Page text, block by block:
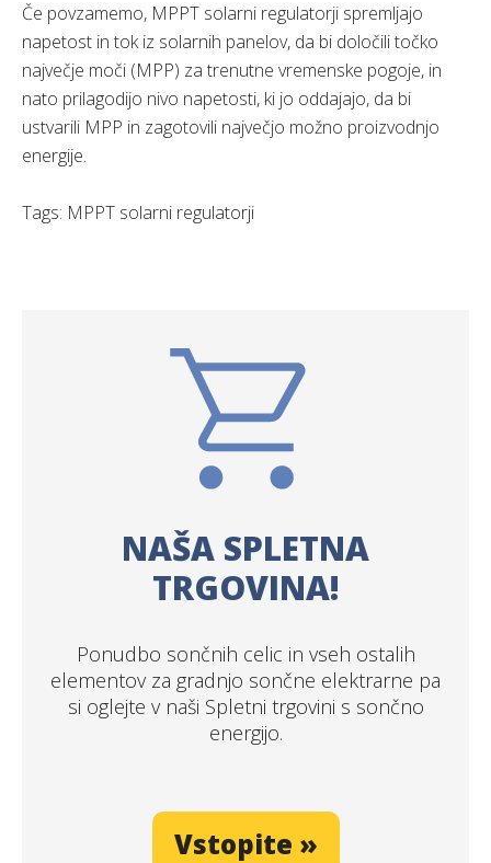
Če povzamemo, MPPT solarni regulatorji spremljajo
napetost in tok iz solarnih panelov, da bi določili točko
največje moči (MPP) za trenutne vremenske pogoje, in
nato prilagodijo nivo napetosti, ki jo oddajajo, da bi
ustvarili MPP in zagotovili največjo možno proizvodnjo
energije.
Tags: MPPT solarni regulatorji
NAŠA SPLETNA
TRGOVINA!
Ponudbo sončnih celic in vseh ostalih
elementov za gradnjo sončne elektrarne pa
si oglejte v naši Spletni trgovini s sončno
energijo.
Vstopite »